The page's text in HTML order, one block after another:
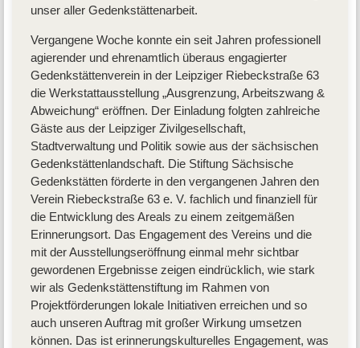
unser aller Gedenkstättenarbeit.
Vergangene Woche konnte ein seit Jahren professionell
agierender und ehrenamtlich überaus engagierter
Gedenkstättenverein in der Leipziger Riebeckstraße 63
die Werkstattausstellung „Ausgrenzung, Arbeitszwang &
Abweichung“ eröffnen. Der Einladung folgten zahlreiche
Gäste aus der Leipziger Zivilgesellschaft,
Stadtverwaltung und Politik sowie aus der sächsischen
Gedenkstättenlandschaft. Die Stiftung Sächsische
Gedenkstätten förderte in den vergangenen Jahren den
Verein Riebeckstraße 63 e. V. fachlich und finanziell für
die Entwicklung des Areals zu einem zeitgemäßen
Erinnerungsort. Das Engagement des Vereins und die
mit der Ausstellungseröffnung einmal mehr sichtbar
gewordenen Ergebnisse zeigen eindrücklich, wie stark
wir als Gedenkstättenstiftung im Rahmen von
Projektförderungen lokale Initiativen erreichen und so
auch unseren Auftrag mit großer Wirkung umsetzen
können. Das ist erinnerungskulturelles Engagement, was